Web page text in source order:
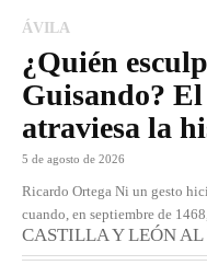
ÁVILA
¿Quién
Guisando?
atraviesa la
5 de agosto de 2026
Ricardo Ortega Ni un gesto hicieron los graníticos Toros de Guisando
cuando, en septiembre de
CASTILLA Y LEÓN